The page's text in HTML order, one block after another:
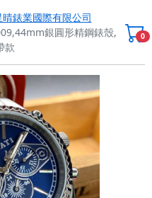
晴錶業國際有限公司
銀圓形精鋼錶殼,
款
0